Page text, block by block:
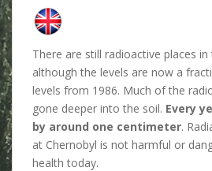
There are still radioactive places
although the levels are now a
levels from 1986. Much of the
gone deeper into the soil. Every
by around one centimeter.
at Chernobyl is not harmful or
health today.